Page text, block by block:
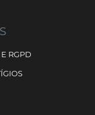
RGPD